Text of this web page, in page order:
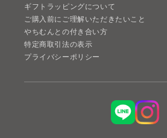
ギフトラッピングについて
ご購入前にご理解いただきたいこと
やちむんとの付き合い方
特定商取引法の表示
プライバシーポリシー